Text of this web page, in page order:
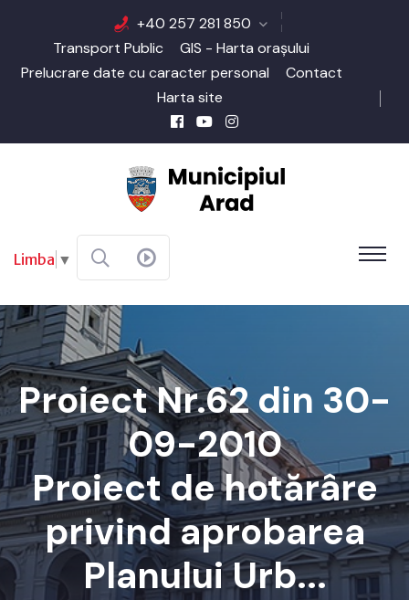
+40 257 281 850
Transport Public
GIS - Harta orașului
Prelucrare date cu caracter personal
Contact
Harta site
Limba ▼
Proiect Nr.62 din 30-
09-2010
Proiect de hotărâre
privind aprobarea
Planului Urb...